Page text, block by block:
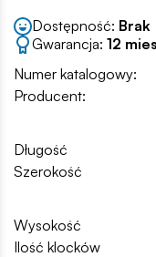
Dostępność: Brak
Gwarancja: 12
Numer katalogowy:
Producent:
Długość
Szerokość
Wysokość
Ilość klocków